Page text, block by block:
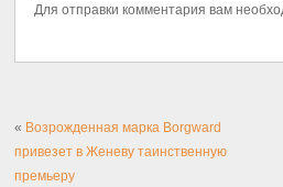
Для отправки комментария вам
« Возрожденная марка Borgward
привезет в Женеву таинственную
премьеру